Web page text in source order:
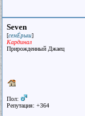
Seven
[семЁрыш]
Кардинал
Прирожденный Джаец
Пол:
Репутация: +364